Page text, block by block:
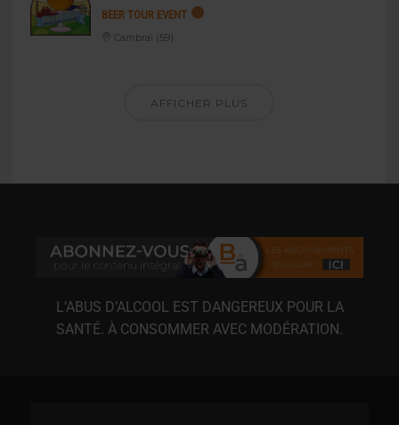
BEER TOUR EVENT
Cambrai (59)
AFFICHER PLUS
L’ABUS D’ALCOOL EST DANGEREUX POUR LA
SANTÉ. À CONSOMMER AVEC MODÉRATION.